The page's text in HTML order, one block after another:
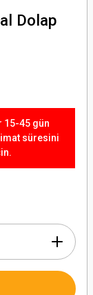
Dolap
15-45 gün
süresini